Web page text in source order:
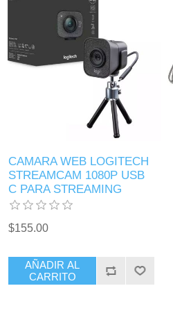
CAMARA WEB LOGITECH
STREAMCAM 1080P USB
C PARA STREAMING
$155.00
AÑADIR AL
CARRITO